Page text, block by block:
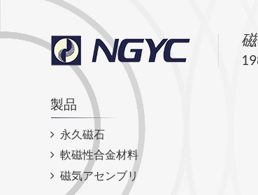
製品
永久磁石
軟磁性合金材料
磁気アセンブリ